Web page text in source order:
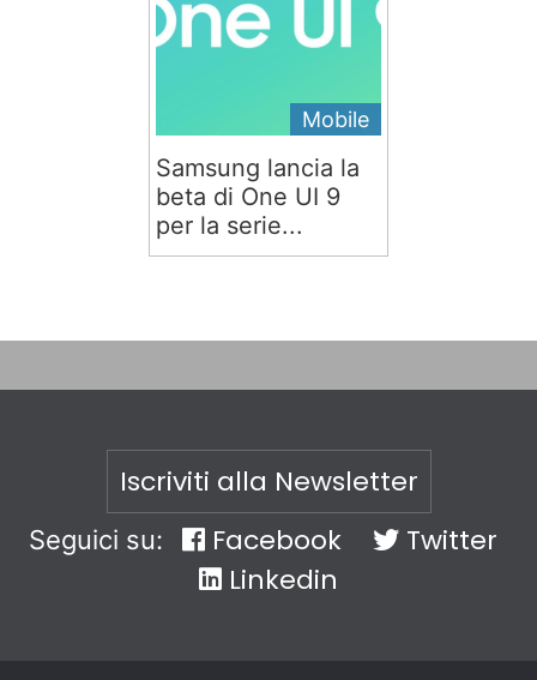
Mobile
Samsung lancia la
beta di One UI 9
per la serie...
Iscriviti alla Newsletter
Seguici su: Facebook
Twitter
Linkedin